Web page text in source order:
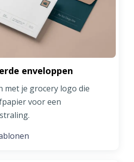
enveloppen
met je grocery logo die
voor een